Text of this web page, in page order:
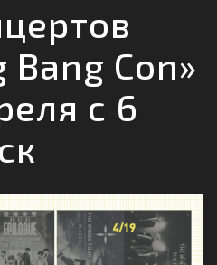
Bang Con»
с 6